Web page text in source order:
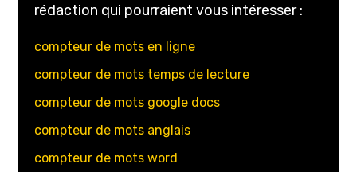
rédaction qui pourraient vous intéresser :
compteur de mots en ligne
compteur de mots temps de lecture
compteur de mots google docs
compteur de mots anglais
compteur de mots word